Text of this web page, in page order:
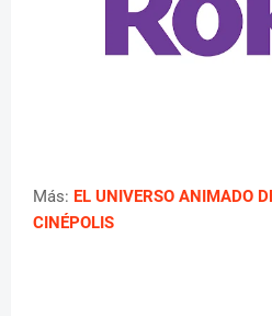
Más: EL UNIVERSO ANIMADO
CINÉPOLIS